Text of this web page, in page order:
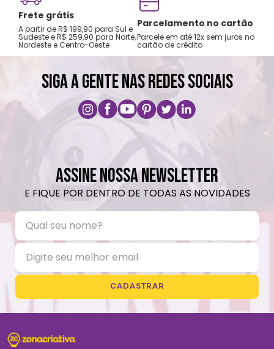
Frete grátis
A partir de R$ 199,90 para Sul e
Sudeste e R$ 259,90 para Norte,
Nordeste e Centro-Oeste
Parcelamento no cartão
Parcele em até 12x sem juros no
cartão de crédito
SIGA A GENTE NAS REDES SOCIAIS
ASSINE NOSSA NEWSLETTER
E FIQUE POR DENTRO DE TODAS AS NOVIDADES
CADASTRAR